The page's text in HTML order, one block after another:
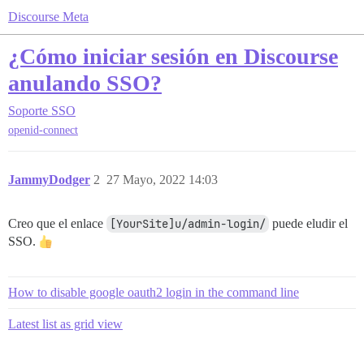
Discourse Meta
¿Cómo iniciar sesión en Discourse
anulando SSO?
Soporte SSO
openid-connect
JammyDodger 27 Mayo, 2022 14:03
2
Creo que el enlace [YourSite]u/admin-login/ puede eludir el
SSO.
How to disable google oauth2 login in the command line
Latest list as grid view